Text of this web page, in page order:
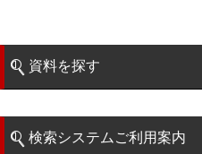
藩政文書
特定歴史公文書
諸家文書
資料を探す
検索システムご利用案内